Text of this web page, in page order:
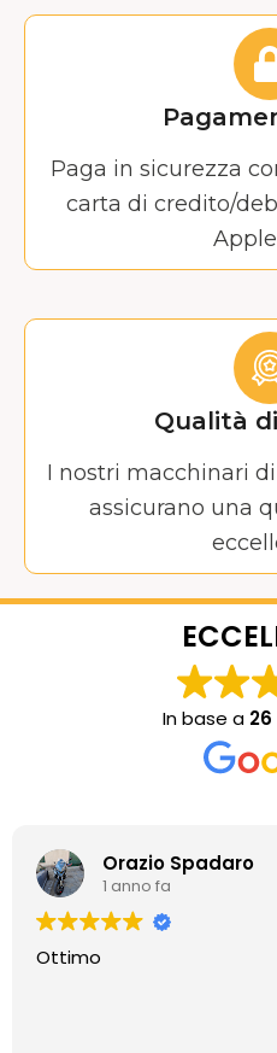
Paga in sicurezza
carta di credito/
Qualità
I nostri macchinari
assicurano una
In base a
Orazio Spadaro
1 anno fa
Ottimo